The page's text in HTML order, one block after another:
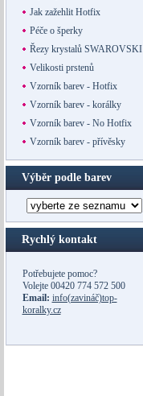
Jak zažehlit Hotfix
Péče o šperky
Řezy krystalů SWAROVSKI
Velikosti prstenů
Vzorník barev - Hotfix
Vzorník barev - korálky
Vzorník barev - No Hotfix
Vzorník barev - přívěsky
Výběr podle barev
Rychlý kontakt
Potřebujete pomoc?
Volejte 00420 774 572 500
Email: info(zavináč)top-
koralky.cz